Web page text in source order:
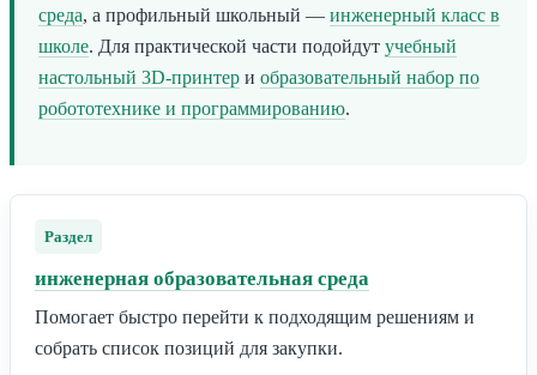
среда, а профильный школьный — инженерный класс в
школе. Для практической части подойдут учебный
настольный 3D-принтер и образовательный набор по
робототехнике и программированию.
Раздел
инженерная образовательная среда
Помогает быстро перейти к подходящим решениям и
собрать список позиций для закупки.